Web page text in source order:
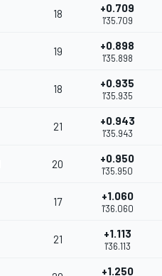
18 +0.709
1'35.709
19 +0.898
1'35.898
18 +0.935
1'35.935
21 +0.943
1'35.943
20 +0.950
1'35.950
17 +1.060
1'36.060
21 +1.113
1'36.113
+1.250